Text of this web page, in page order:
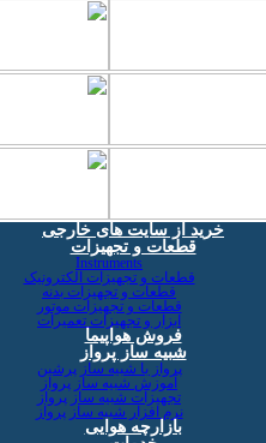
خرید از سایت های خارجی
قطعات و تجهیزات
Instruments
قطعات و تجهیزات الکترونیک
قطعات و تجهیزات بدنه
قطعات و تجهیزات موتور
ابزار و تجهیزات تعمیرات
فروش هواپیما
شبیه ساز پرواز
پرواز با شبیه ساز پرشین
آموزش شبیه ساز پرواز
تجهیزات شبیه ساز پرواز
نرم افزار شبیه ساز پرواز
بازارچه هوایی